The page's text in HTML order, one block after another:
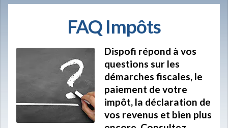
FAQ Impôts
Dispofi répond à vos
questions sur les
démarches fiscales, le
paiement de votre
impôt, la déclaration de
vos revenus et bien plus